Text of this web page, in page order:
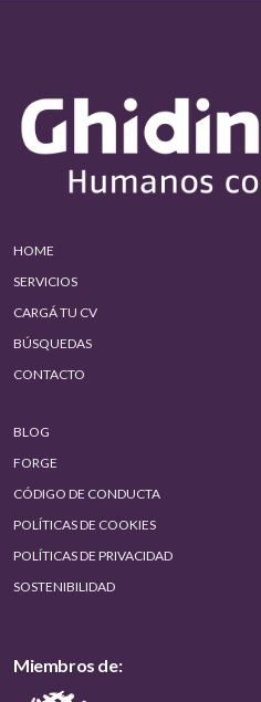
HOME
SERVICIOS
CARGÁ TU CV
BÚSQUEDAS
CONTACTO
BLOG
FORGE
CÓDIGO DE CONDUCTA
POLÍTICAS DE COOKIES
POLÍTICAS DE PRIVACIDAD
SOSTENIBILIDAD
Miembros de: